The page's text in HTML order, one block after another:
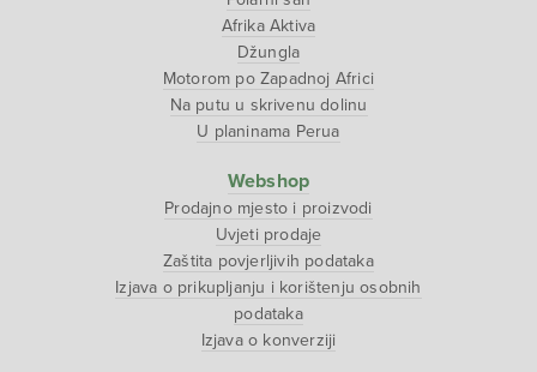
Afrika Aktiva
Džungla
Motorom po Zapadnoj Africi
Na putu u skrivenu dolinu
U planinama Perua
Webshop
Prodajno mjesto i proizvodi
Uvjeti prodaje
Zaštita povjerljivih podataka
Izjava o prikupljanju i korištenju osobnih
podataka
Izjava o konverziji